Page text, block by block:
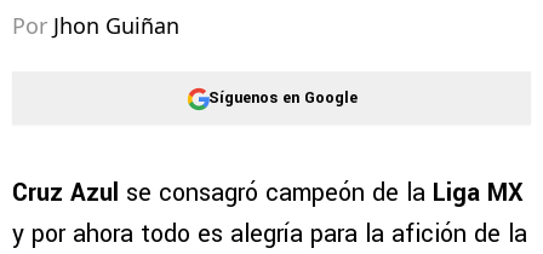
Por Jhon Guiñan
Síguenos en Google
Cruz Azul se consagró campeón de la Liga MX
y por ahora todo es alegría para la afición de la